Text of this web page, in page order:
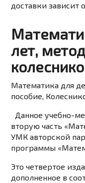
доставки зависит
лет,
Математика для
пособие,
Данное учебно-
вторую часть
УМК авторской
программы
Это четвертое
дополненное в